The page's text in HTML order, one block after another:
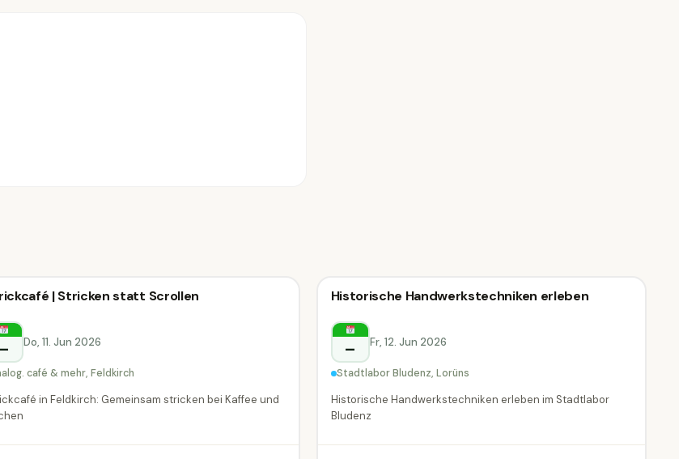
Workshop
Kreativ-Workshop| Stricken statt Scrollen
– Do, 11. Jun 2026
café & mehr, Feldkirch
in Feldkirch: Gemeinsam stricken bei Kaffee und
Kreativ-Workshop
Lorüns
Kreativ-Workshop
Historische Handwerkstechniken erleben
– Fr, 12. Jun 2026
Stadtlabor Bludenz, Lorüns
Historische Handwerkstechniken erleben im Stadtlabor
Bludenz